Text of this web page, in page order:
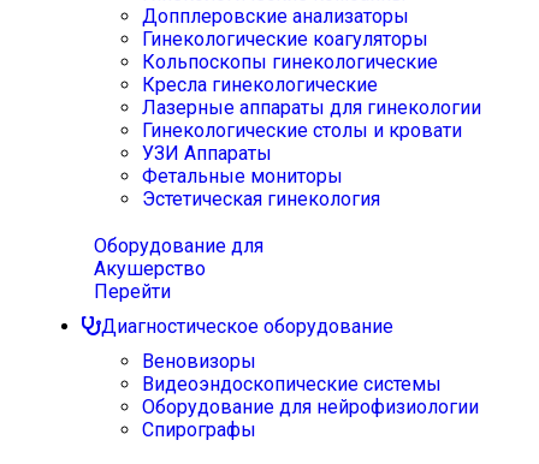
Допплеровские анализаторы
Гинекологические коагуляторы
Кольпоскопы гинекологические
Кресла гинекологические
Лазерные аппараты для гинекологии
Гинекологические столы и кровати
УЗИ Аппараты
Фетальные мониторы
Эстетическая гинекология
Оборудование для
Акушерство
Перейти
Диагностическое оборудование
Веновизоры
Видеоэндоскопические системы
Оборудование для нейрофизиологии
Спирографы